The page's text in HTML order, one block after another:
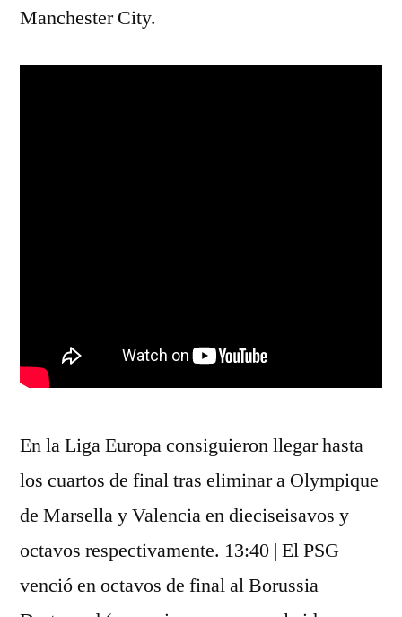
Manchester City.
En la Liga Europa consiguieron llegar hasta
los cuartos de final tras eliminar a Olympique
de Marsella y Valencia en dieciseisavos y
octavos respectivamente. 13:40 | El PSG
venció en octavos de final al Borussia